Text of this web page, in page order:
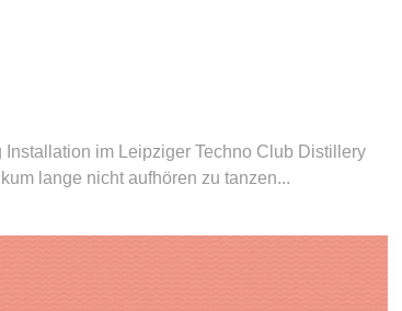
im Leipziger Techno Club Distillery
lange nicht aufhören zu tanzen...